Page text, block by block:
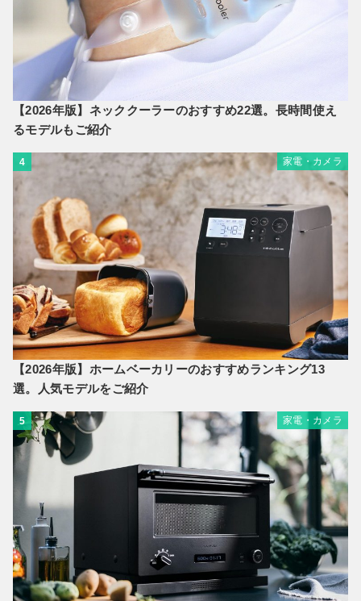
【2026年版】ネッククーラーのおすすめ22選。長時間使え
るモデルもご紹介
4 家電・カメラ
【2026年版】ホームベーカリーのおすすめランキング13
選。人気モデルをご紹介
5 家電・カメラ